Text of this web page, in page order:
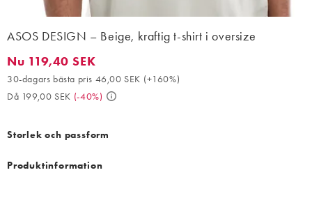
ASOS DESIGN – Beige, kraftig t-shirt i oversize
Nu 119,40 SEK. 30-dagars bästa pris 46,00 SEK (+160%). Då
Nu 119,40 SEK
30-dagars bästa pris 46,00 SEK (+160%)
Då 199,00 SEK (-40%)
Storlek och passform
Produktinformation